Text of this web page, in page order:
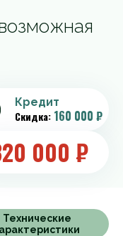
Кредит
Скидка: 160 000 ₽
000₽
Технические